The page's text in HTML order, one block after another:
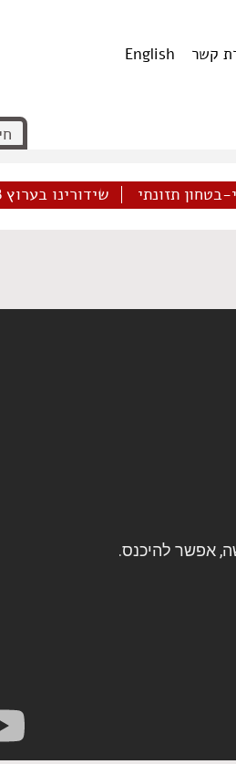
קשר English
בטחון תזונתי שידורינו בערוץ 98